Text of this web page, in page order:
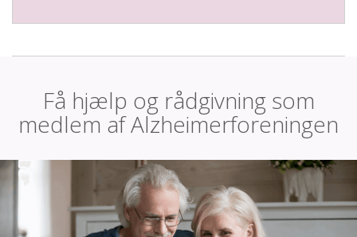
Få hjælp og rådgivning som
medlem af Alzheimerforeningen